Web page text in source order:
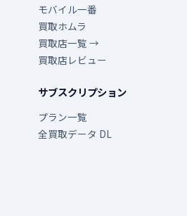
モバイル一番
買取ホムラ
買取店一覧 →
買取店レビュー
サブスクリプション
プラン一覧
全買取データ DL